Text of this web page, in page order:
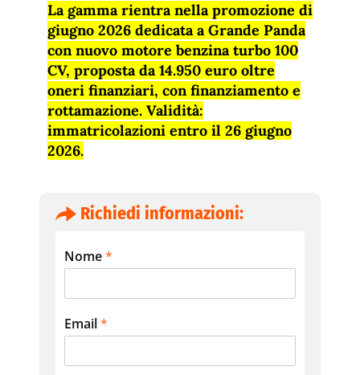
La gamma rientra nella promozione di
giugno 2026 dedicata a Grande Panda
con nuovo motore benzina turbo 100
CV, proposta da 14.950 euro oltre
oneri finanziari, con finanziamento e
rottamazione. Validità:
immatricolazioni entro il 26 giugno
2026.
Richiedi informazioni:
Nome*
Email*